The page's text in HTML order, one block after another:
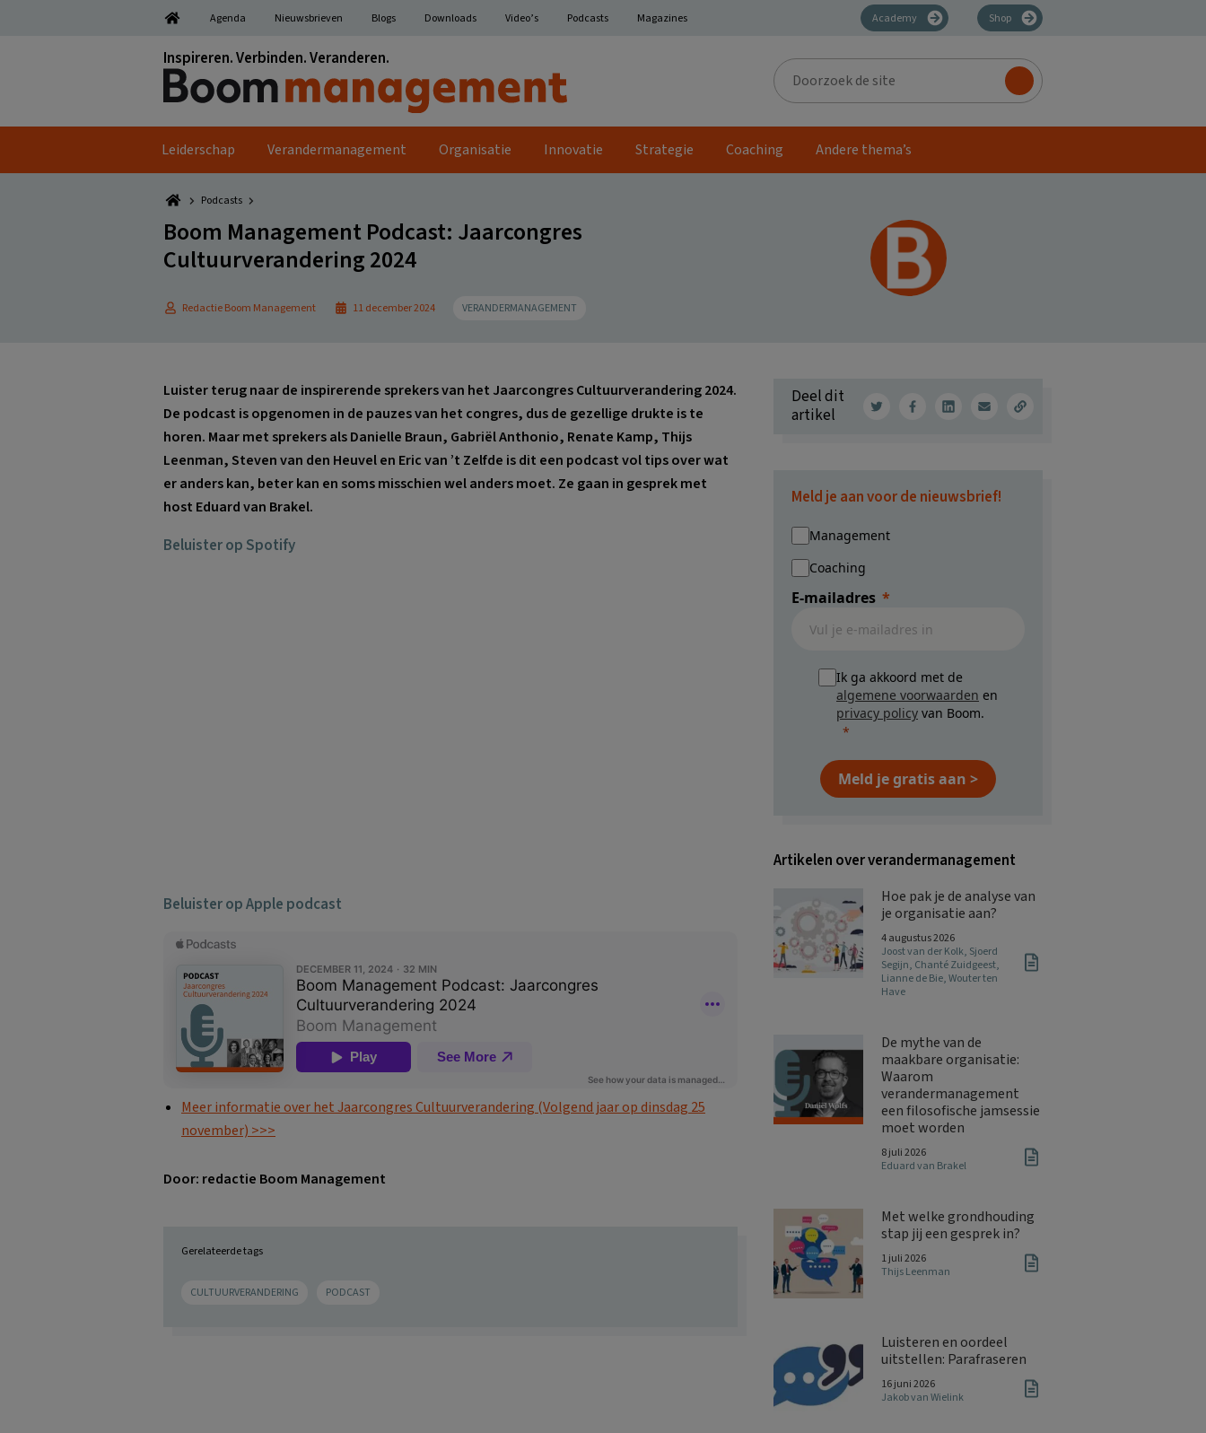
Agenda Nieuwsbrieven Blogs Downloads Video’s Podcasts Magazines Academy Shop
Inspireren. Verbinden. Veranderen.
Doorzoek
de
site
Leiderschap Verandermanagement Organisatie Innovatie Strategie Coaching Andere thema’s
Podcasts
Boom Management Podcast: Jaarcongres
Cultuurverandering 2024
Redactie Boom Management 11 december 2024 VERANDERMANAGEMENT
Luister terug naar de inspirerende sprekers van het Jaarcongres Cultuurverandering 2024.
De podcast is opgenomen in de pauzes van het congres, dus de gezellige drukte is te
horen. Maar met sprekers als Danielle Braun, Gabriël Anthonio, Renate Kamp, Thijs
Leenman, Steven van den Heuvel en Eric van ’t Zelfde is dit een podcast vol tips over wat
er anders kan, beter kan en soms misschien wel anders moet. Ze gaan in gesprek met
host Eduard van Brakel.
Beluister op Spotify
Beluister op Apple podcast
Meer informatie over het Jaarcongres Cultuurverandering (Volgend jaar op dinsdag 25
november) >>>
Door: redactie Boom Management
Gerelateerde tags
CULTUURVERANDERING PODCAST
Deel dit
artikel
Meld je aan voor de nieuwsbrief!
Management
Coaching
E-mailadres
Ik ga akkoord met de
algemene voorwaarden en
privacy policy van Boom.
Meld je gratis aan >
Artikelen over verandermanagement
Hoe pak je de analyse van
je organisatie aan?
4 augustus 2026
Joost van der Kolk, Sjoerd
Segijn, Chanté Zuidgeest,
Lianne de Bie,Wouter ten
Have
De mythe van de
maakbare organisatie:
Waarom
verandermanagement
een filosofische jamsessie
moet worden
8 juli 2026
Eduard van Brakel
Met welke grondhouding
stap jij een gesprek in?
1 juli 2026
Thijs Leenman
Luisteren en oordeel
uitstellen: Parafraseren
16 juni 2026
Jakob van Wielink